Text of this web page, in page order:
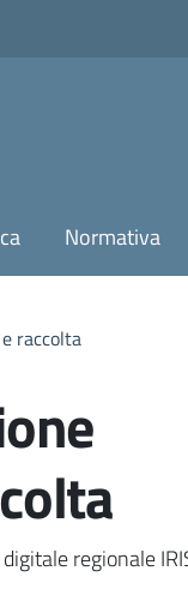
Normativa
raccolta
regionale